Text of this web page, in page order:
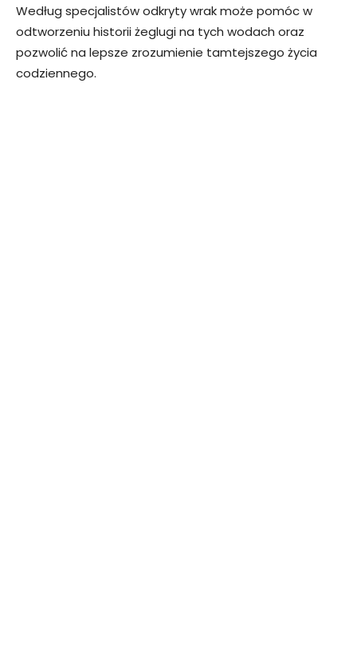
Według specjalistów odkryty wrak może pomóc w
odtworzeniu historii żeglugi na tych wodach oraz
pozwolić na lepsze zrozumienie tamtejszego życia
codziennego.